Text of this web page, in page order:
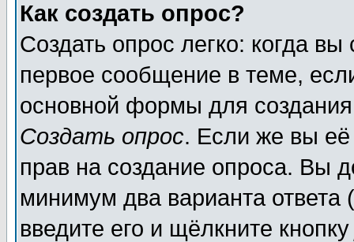
Как создать опрос?
Создать опрос легко: когда
первое сообщение в теме,
основной формы для
Создать опрос. Если же вы её
прав на создание опроса. Вы
минимум два варианта ответа
введите его и щёлкните